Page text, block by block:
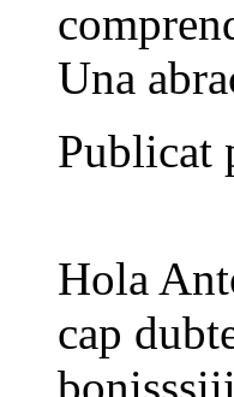
Una
Publicat
Hola
cap